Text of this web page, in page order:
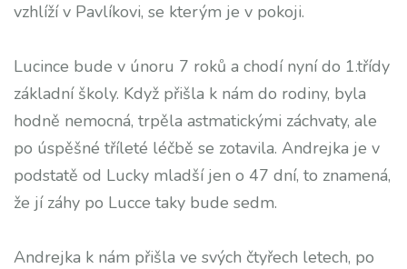
vzhlíží v Pavlíkovi, se kterým je v pokoji.
Lucince bude v únoru 7 roků a chodí nyní do 1.třídy
základní školy. Když přišla k nám do rodiny, byla
hodně nemocná, trpěla astmatickými záchvaty, ale
po úspěšné tříleté léčbě se zotavila. Andrejka je v
podstatě od Lucky mladší jen o 47 dní, to znamená,
že jí záhy po Lucce taky bude sedm.
Andrejka k nám přišla ve svých čtyřech letech, po